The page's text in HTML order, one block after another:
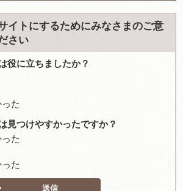
イトにするためにみなさまのご意
さい
役に立ちましたか？
た
見つけやすかったですか？
た
た
送信